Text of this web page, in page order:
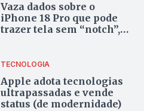
Vaza dados sobre o
iPhone 18 Pro que pode
trazer tela sem “notch”,
TECNOLOGIA
Apple adota tecnologias
ultrapassadas e vende
status (de modernidade)